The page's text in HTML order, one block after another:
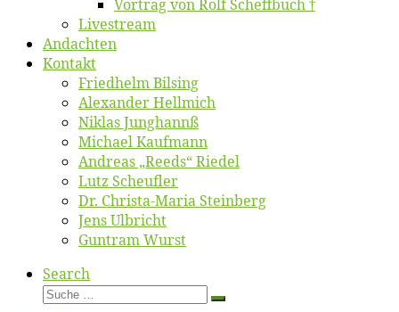
Vor­trag von Rolf Scheffbuch †
Live­stream
An­dach­ten
Kon­takt
Fried­helm Bilsing
Alex­an­der Hellmich
Ni­klas Junghannß
Mi­cha­el Kaufmann
An­dre­as „Reeds“ Riedel
Lutz Scheuf­ler
Dr. Chris­­ta-Ma­ria Steinberg
Jens Ulb­richt
Gun­tram Wurst
Search
Suche
Suche